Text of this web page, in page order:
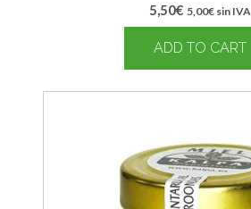
5,50€ 5,00€ sin IVA
ADD TO CART